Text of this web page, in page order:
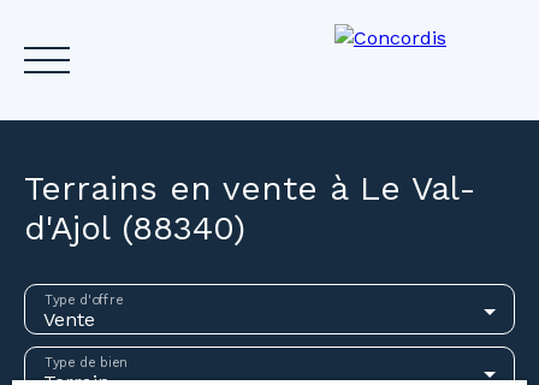
Estimez votre bien
Terrains en vente à Le Val-
d'Ajol (88340)
Vente
Type d'offre
Type de bien